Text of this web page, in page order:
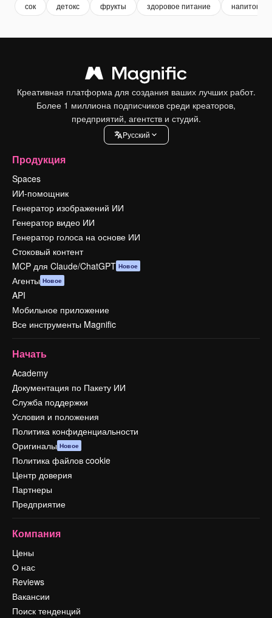
сок детокс фрукты здоровое питание напиток
Креативная платформа для создания ваших лучших работ.
Более 1 миллиона подписчиков среди креаторов,
предприятий, агентств и студий.
Pусский
Продукция
Spaces
ИИ-помощник
Генератор изображений ИИ
Генератор видео ИИ
Генератор голоса на основе ИИ
Стоковый контент
MCP для Claude/ChatGPT Новое
Агенты Новое
API
Мобильное приложение
Все инструменты Magnific
Начать
Academy
Документация по Пакету ИИ
Служба поддержки
Условия и положения
Политика конфиденциальности
Оригиналы Новое
Политика файлов cookie
Центр доверия
Партнеры
Предприятие
Компания
Цены
О нас
Reviews
Вакансии
Поиск тенденций